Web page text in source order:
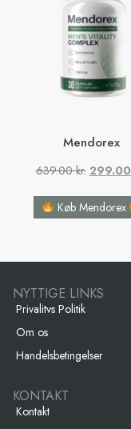
Mendorex
639.00kr. 299.00
Køb Mendorex
NYTTIGE LINKS
Privalitvs Politik
Om os
Handelsbetingelser
KONTAKT
Kontakt